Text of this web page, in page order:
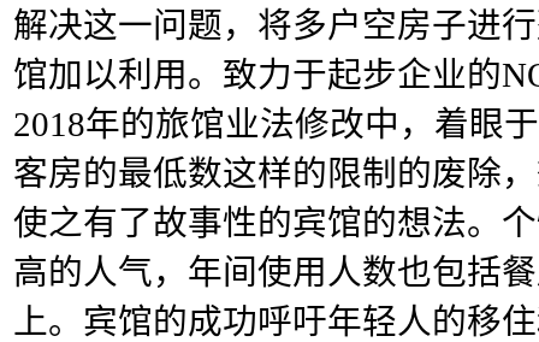
解决这一问题，将多户空房子进
馆加以利用。致力于起步企业的
2018年的旅馆业法修改中，着眼
客房的最低数这样的限制的废除
使之有了故事性的宾馆的想法。
高的人气，年间使用人数也包括
上。宾馆的成功呼吁年轻人的移